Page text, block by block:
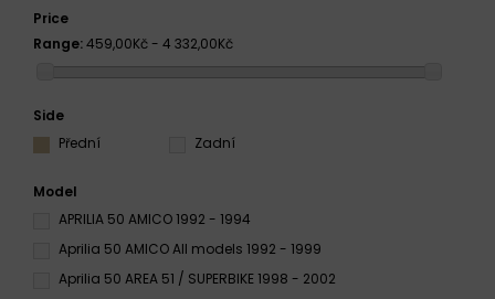
Price
Range:459,00Kč - 4 332,00Kč
Side
Přední
Zadní
Model
APRILIA 50 AMICO 1992 - 1994
Aprilia 50 AMICO All models 1992 - 1999
Aprilia 50 AREA 51 / SUPERBIKE 1998 - 2002